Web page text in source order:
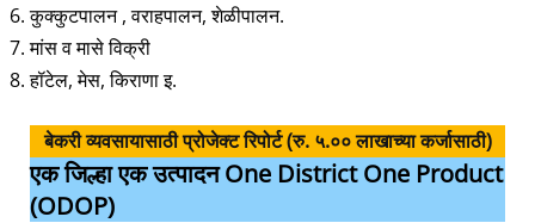
कुक्कुटपालन , वराहपालन, शेळीपालन.
मांस व मासे विक्री
हॉटेल, मेस, किराणा इ.
बेकरी व्यवसायासाठी प्रोजेक्ट रिपोर्ट (रु. ५.०० लाखाच्या कर्जासाठी)
एक जिल्हा एक उत्पादन One District One Product
(ODOP)